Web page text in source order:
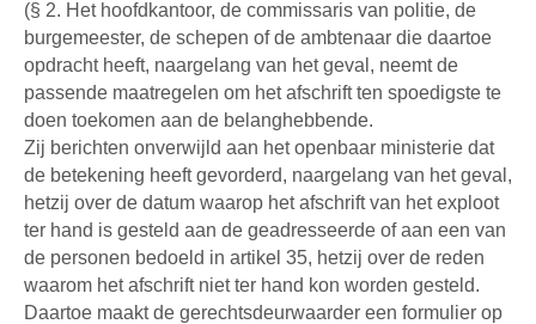
(§ 2. Het hoofdkantoor, de commissaris van politie, de
burgemeester, de schepen of de ambtenaar die daartoe
opdracht heeft, naargelang van het geval, neemt de
passende maatregelen om het afschrift ten spoedigste te
doen toekomen aan de belanghebbende.
Zij berichten onverwijld aan het openbaar ministerie dat
de betekening heeft gevorderd, naargelang van het geval,
hetzij over de datum waarop het afschrift van het exploot
ter hand is gesteld aan de geadresseerde of aan een van
de personen bedoeld in artikel 35, hetzij over de reden
waarom het afschrift niet ter hand kon worden gesteld.
Daartoe maakt de gerechtsdeurwaarder een formulier op